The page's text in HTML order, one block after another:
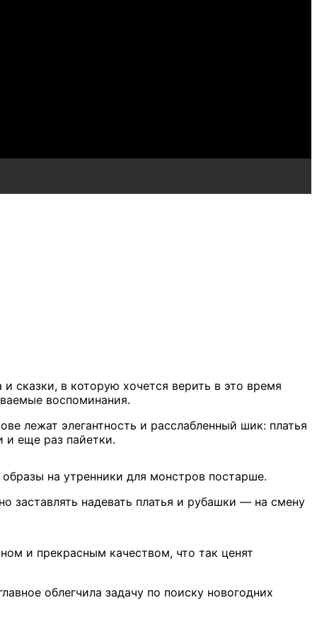
сказки, в которую хочется верить в это время
воспоминания.
лежат элегантность и расслабленный шик: платья
и еще раз пайетки.
на утренники для монстров постарше.
заставлять надевать платья и рубашки — на смену
и прекрасным качеством, что так ценят
облегчила задачу по поиску новогодних